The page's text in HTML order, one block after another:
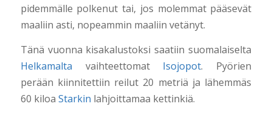
pidemmälle polkenut tai, jos molemmat pääsevät
maaliin asti, nopeammin maaliin vetänyt.
Tänä vuonna kisakalustoksi saatiin suomalaiselta
Helkamalta vaihteettomat Isojopot. Pyörien
perään kiinnitettiin reilut 20 metriä ja lähemmäs
60 kiloa Starkin lahjoittamaa kettinkiä.